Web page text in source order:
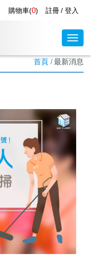
註冊 登入
購物車(0)
首頁 最新消息